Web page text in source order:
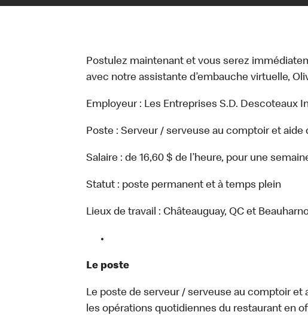
Postulez maintenant et vous serez
avec notre assistante d’embauche virtuelle,
Employeur : Les Entreprises S.D. Descoteaux
Poste : Serveur / serveuse au comptoir et aide
Salaire : de 16,60 $ de l’heure, pour une
Statut : poste permanent et à temps plein
Lieux de travail : Châteauguay, QC et
Le poste
Le poste de serveur / serveuse au comptoir
les opérations quotidiennes du restaurant en